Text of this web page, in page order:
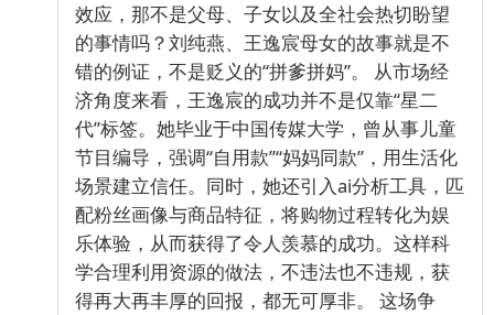
效应，那不是父母、子女以及全社会热切盼望
的事情吗？刘纯燕、王逸宸母女的故事就是不
错的例证，不是贬义的“拼爹拼妈”。 从市场经
济角度来看，王逸宸的成功并不是仅靠“星二
代”标签。她毕业于中国传媒大学，曾从事儿童
节目编导，强调“自用款”“妈妈同款”，用生活化
场景建立信任。同时，她还引入ai分析工具，匹
配粉丝画像与商品特征，将购物过程转化为娱
乐体验，从而获得了令人羡慕的成功。这样科
学合理利用资源的做法，不违法也不违规，获
得再大再丰厚的回报，都无可厚非。 这场争